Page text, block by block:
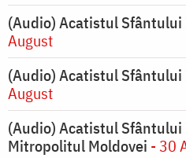
(Audio) Acatistul
August
(Audio) Acatistul
August
(Audio) Acatistul Sfântului
Mitropolitul Moldovei - 30